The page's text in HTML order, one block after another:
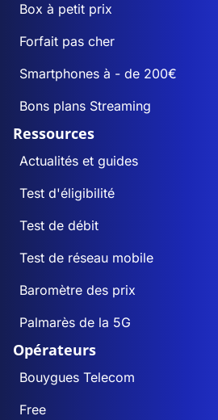
Box à petit prix
Forfait pas cher
Smartphones à - de 200€
Bons plans Streaming
Ressources
Actualités et guides
Test d'éligibilité
Test de débit
Test de réseau mobile
Baromètre des prix
Palmarès de la 5G
Opérateurs
Bouygues Telecom
Free